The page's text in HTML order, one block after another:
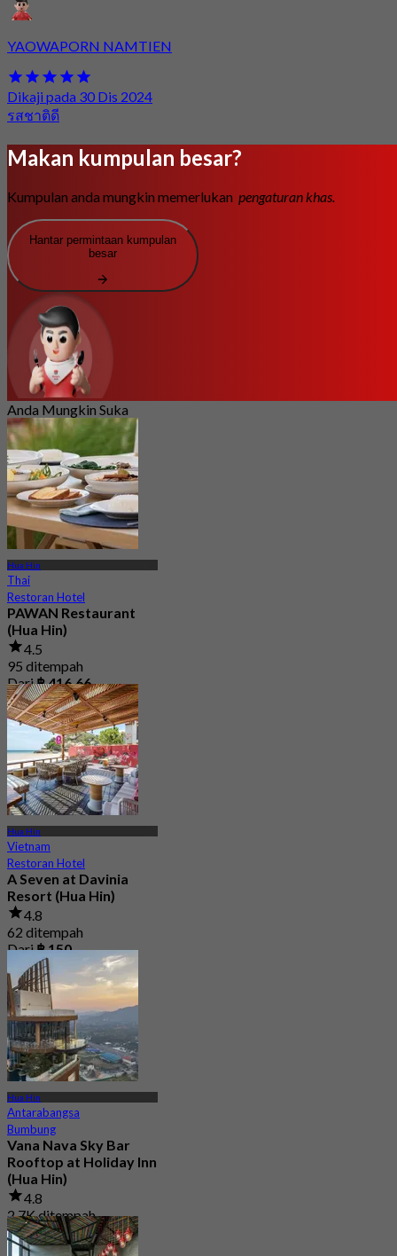
YAOWAPORN NAMTIEN
Dikaji pada 30 Dis 2024
รสชาติดี
Makan kumpulan besar?
Kumpulan anda mungkin memerlukan pengaturan khas.
Hantar permintaan kumpulan
besar
Anda Mungkin Suka
Hua Hin
Thai
Restoran Hotel
PAWAN Restaurant
(Hua Hin)
4.5
95 ditempah
Dari฿ 416.66
Hua Hin
Vietnam
Restoran Hotel
A Seven at Davinia
Resort (Hua Hin)
4.8
62 ditempah
Dari฿ 150
Hua Hin
Antarabangsa
Bumbung
Vana Nava Sky Bar
Rooftop at Holiday Inn
(Hua Hin)
4.8
2.7K ditempah
Dari฿ 647.5